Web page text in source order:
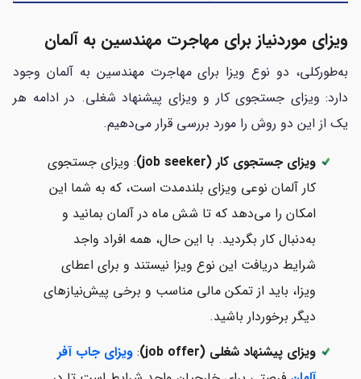
ویزای موردنیاز برای مهاجرت مهندسین به آلمان
به‌طورکلی، دو نوع ویزا برای مهاجرت مهندسین به آلمان وجود
دارد: ویزای جستجوی کار و ویزای پیشنهاد شغلی. در ادامه هر
یک از این دو روش را مورد بررسی قرار می‌دهیم.
ویزای جستجوی کار (job seeker)
: ویزای جستجوی
کار آلمان نوعی ویزای بلندمدت است، که به شما این
امکان را می‌دهد که تا شش ماه در آلمان بمانید و
به‌دنبال کار بگردید. با این حال، همه افراد واجد
شرایط دریافت این نوع ویزا نیستند و برای اعطای
ویزا، باید از تمکن مالی مناسب و برخی پیش‌نیازهای
دیگر برخوردار باشید.
ویزای پیشنهاد شغلی (job offer)
: ویزای جاب آفر